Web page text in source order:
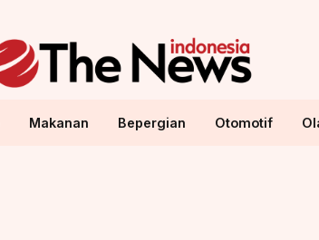
Makanan Bepergian Otomotif